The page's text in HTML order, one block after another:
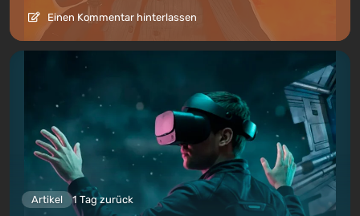
Einen Kommentar hinterlassen
Artikel 1 Tag zurück